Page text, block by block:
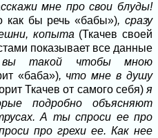
мне про свои блуды!
как бы речь «бабы»), сразу
копыта (Ткачев своей
показывает все данные
такой чтобы мною
«баба»), что мне в душу
Ткачев от самого себя)я
подробно объясняют
А ты спроси ее про
про грехи ее. Как нее